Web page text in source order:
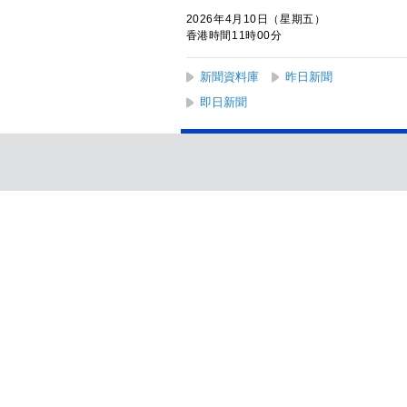
2026年4月10日（星期五）
香港時間11時00分
新聞資料庫 昨日新聞
即日新聞